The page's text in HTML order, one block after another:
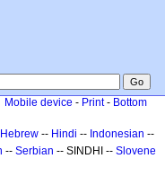
Mobile device - Print- Bottom
Hebrew -- Hindi -- Indonesian --
-- Serbian -- SINDHI -- Slovene